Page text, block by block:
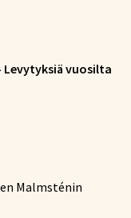
Levytyksiä vuosilta
Malmsténin